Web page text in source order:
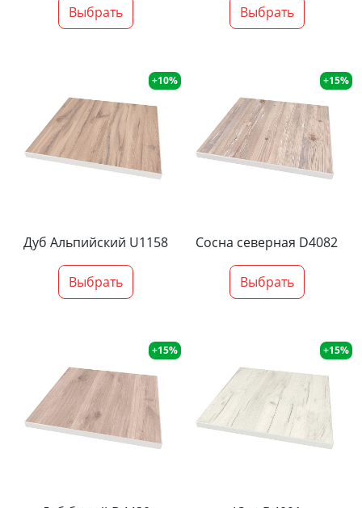
Выбрать Выбрать
+10%
Дуб Альпийский U1158
Выбрать
+15%
Сосна северная D4082
Выбрать
+15% +15%